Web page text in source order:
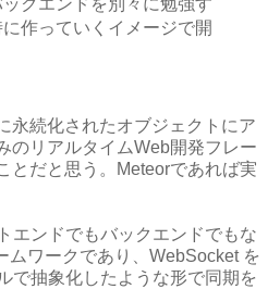
作っていくイメージで開
永続化されたオブジェクトにア
のリアルタイムWeb開発フレー
とだと思う。Meteorであれば実
エンドでもバックエンドでもな
ムワークであり、WebSocket を
で抽象化したような形で同期を